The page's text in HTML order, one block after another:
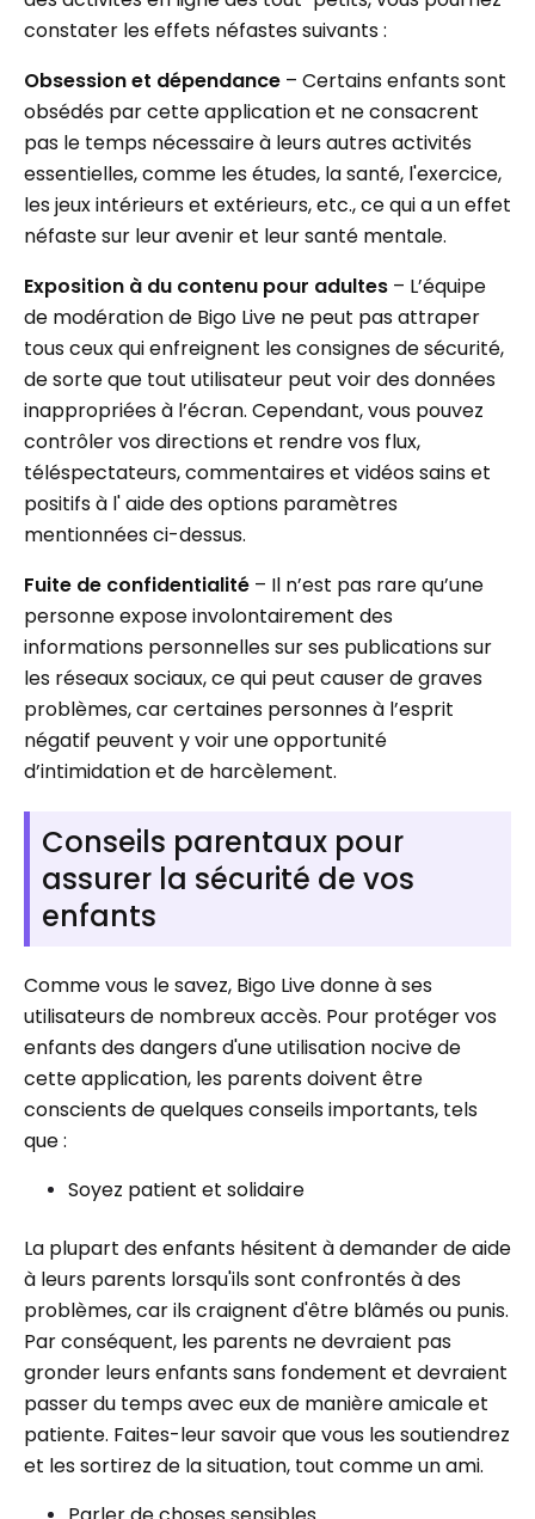
constater les effets néfastes suivants :
Obsession et dépendance – Certains enfants sont
obsédés par cette application et ne consacrent
pas le temps nécessaire à leurs autres activités
essentielles, comme les études, la santé, l'exercice,
les jeux intérieurs et extérieurs, etc., ce qui a un effet
néfaste sur leur avenir et leur santé mentale.
Exposition à du contenu pour adultes – L’équipe
de modération de Bigo Live ne peut pas attraper
tous ceux qui enfreignent les consignes de sécurité,
de sorte que tout utilisateur peut voir des données
inappropriées à l’écran. Cependant, vous pouvez
contrôler vos directions et rendre vos flux,
téléspectateurs, commentaires et vidéos sains et
positifs à l' aide des options paramètres
mentionnées ci-dessus.
Fuite de confidentialité – Il n’est pas rare qu’une
personne expose involontairement des
informations personnelles sur ses publications sur
les réseaux sociaux, ce qui peut causer de graves
problèmes, car certaines personnes à l’esprit
négatif peuvent y voir une opportunité
d’intimidation et de harcèlement.
Conseils parentaux pour
assurer la sécurité de vos
enfants
Comme vous le savez, Bigo Live donne à ses
utilisateurs de nombreux accès. Pour protéger vos
enfants des dangers d'une utilisation nocive de
cette application, les parents doivent être
conscients de quelques conseils importants, tels
que :
Soyez patient et solidaire
La plupart des enfants hésitent à demander de aide
à leurs parents lorsqu'ils sont confrontés à des
problèmes, car ils craignent d'être blâmés ou punis.
Par conséquent, les parents ne devraient pas
gronder leurs enfants sans fondement et devraient
passer du temps avec eux de manière amicale et
patiente. Faites-leur savoir que vous les soutiendrez
et les sortirez de la situation, tout comme un ami.